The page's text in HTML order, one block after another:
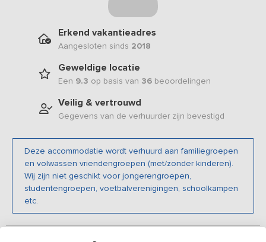
Erkend vakantieadres
Aangesloten sinds 2018
Geweldige locatie
Een 9.3 op basis van 36 beoordelingen
Veilig & vertrouwd
Gegevens van de verhuurder zijn bevestigd
Deze accommodatie wordt verhuurd aan familiegroepen
en volwassen vriendengroepen (met/zonder kinderen).
Wij zijn niet geschikt voor jongerengroepen,
studentengroepen, voetbalverenigingen, schoolkampen
etc.